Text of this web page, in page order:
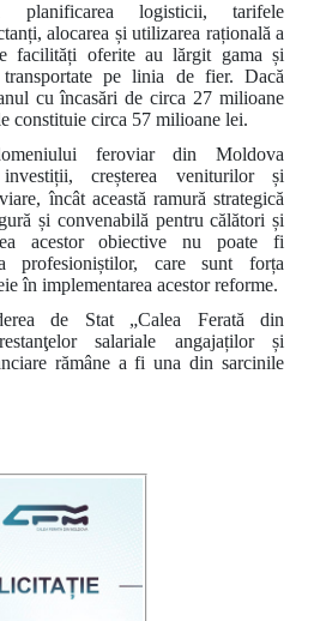
planificarea logisticii, tarifele
alocarea și utilizarea rațională a
facilități oferite au lărgit gama și
pe linia de fier. Dacă
cu încasări de circa 27 milioane
constituie circa 57 milioane lei.
feroviar din Moldova
creșterea veniturilor și
încât această ramură strategică
și convenabilă pentru călători și
acestor obiective nu poate fi
profesioniștilor, care sunt forța
în implementarea acestor reforme.
de Stat „Calea Ferată din
salariale angajațilorși
rămâne a fi una din sarcinile